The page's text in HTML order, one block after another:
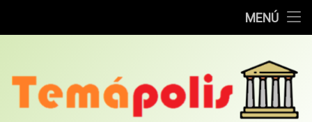
MENÚ
Lista de Megapost